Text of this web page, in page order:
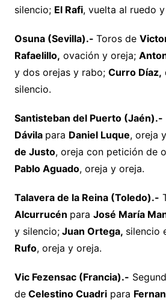
silencio; El Rafi, vuelta al ruedo
Osuna (Sevilla).- Toros de
Rafaelillo, ovación y oreja;
y dos orejas y rabo; Curro Díaz,
silencio.
Santisteban del Puerto (Jaén).-
Dávila para Daniel Luque, oreja
de Justo, oreja con petición de
Pablo Aguado, oreja y oreja.
Talavera de la Reina (Toledo).-
Alcurrucén para José María
y silencio;Juan Ortega, silencio
Rufo, oreja y oreja.
Vic Fezensac (Francia).-
deCelestino Cuadripara